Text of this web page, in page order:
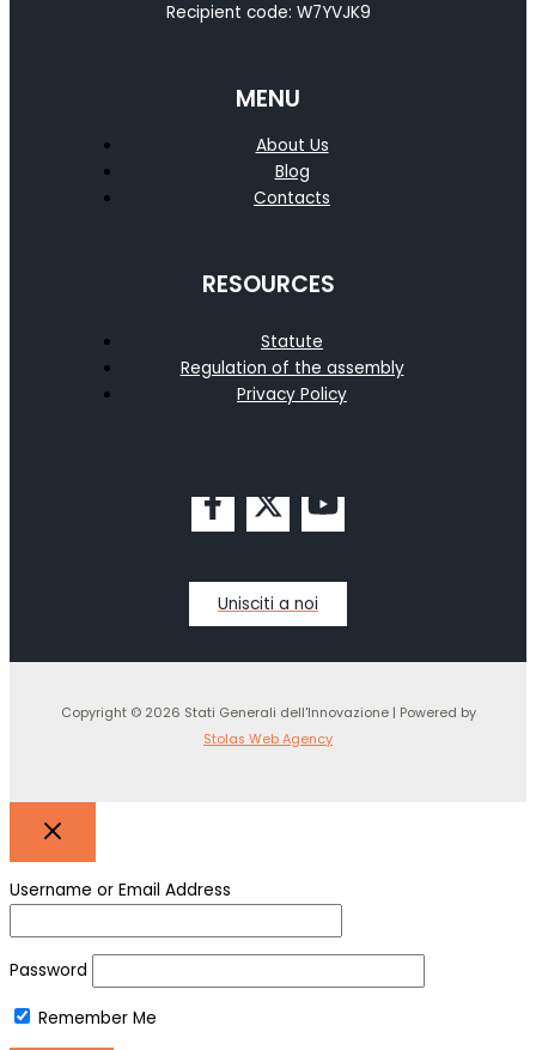
Recipient code: W7YVJK9
MENU
About Us
Blog
Contacts
RESOURCES
Statute
Regulation of the assembly
Privacy Policy
Unisciti a noi
Copyright © 2026 Stati Generali dell'Innovazione | Powered by
Stolas Web Agency
Username or Email Address
Password
Remember Me